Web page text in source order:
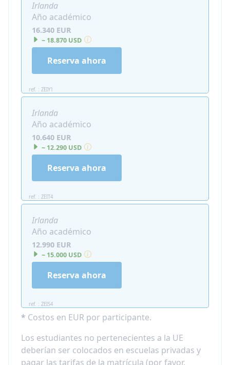
Irlanda
Año académico
16.340 EUR
~ 18.870 USD
ref. : ZEIY1
Reserva ahora
Irlanda
Año académico
10.640 EUR
~ 12.290 USD
ref. : ZEIT4
Reserva ahora
Irlanda
Año académico
12.990 EUR
~ 15.000 USD
ref. : ZEIS4
Reserva ahora
* Costos en EUR por participante.
Los estudiantes no pertenecientes a la UE
deberían ser colocados en escuelas privadas y
pagar las tarifas de la matrícula (por favor,